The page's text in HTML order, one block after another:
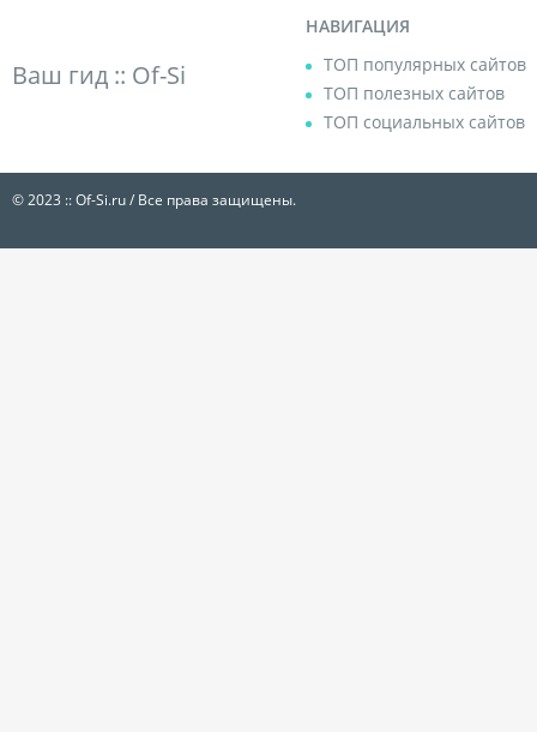
Ваш гид :: Of-Si
НАВИГАЦИЯ
ТОП популярных сайтов
ТОП полезных сайтов
ТОП социальных сайтов
© 2023 :: Of-Si.ru / Все права защищены.